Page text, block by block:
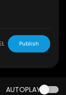
Publish
AUTOPLAY